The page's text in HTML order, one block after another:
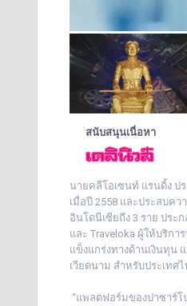
สนับสนุนเนื่อหา
นายคลีโอเซนท์ แรนดิ้ง ปร
เมื่อปี 2558 และประสบค
อินโดนีเซียถึง 3 ราย ประ
และ Traveloka ผู้ให้บริก
แข็งแกร่งทางด้านเงินทุน
เวียดนาม สำหรับประเทศ
“แพลตฟอร์มของปาซาร์